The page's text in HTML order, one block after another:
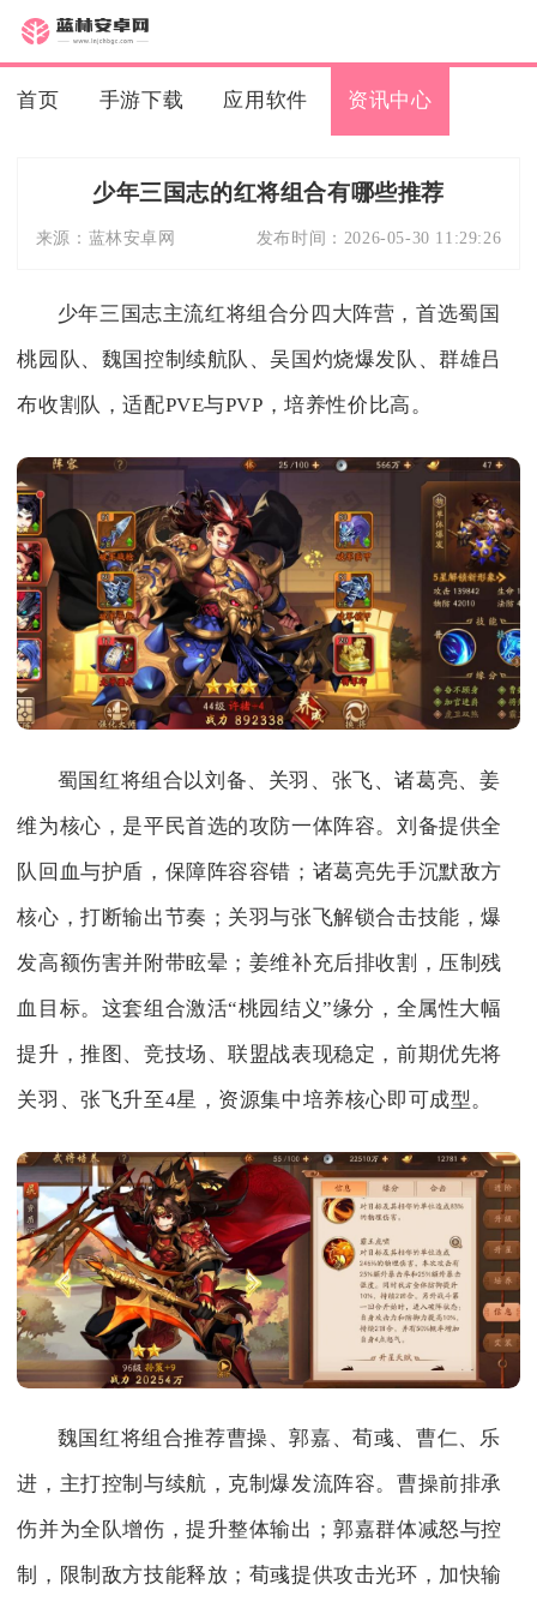
首页 手游下载 应用软件 资讯中心
少年三国志的红将组合有哪些推荐
来源： 蓝林安卓网 发布时间： 2026-05-30 11:29:26
少年三国志主流红将组合分四大阵营，首选蜀国
桃园队、魏国控制续航队、吴国灼烧爆发队、群雄吕
布收割队，适配PVE与PVP，培养性价比高。
蜀国红将组合以刘备、关羽、张飞、诸葛亮、姜
维为核心，是平民首选的攻防一体阵容。刘备提供全
队回血与护盾，保障阵容容错；诸葛亮先手沉默敌方
核心，打断输出节奏；关羽与张飞解锁合击技能，爆
发高额伤害并附带眩晕；姜维补充后排收割，压制残
血目标。这套组合激活“桃园结义”缘分，全属性大幅
提升，推图、竞技场、联盟战表现稳定，前期优先将
关羽、张飞升至4星，资源集中培养核心即可成型。
魏国红将组合推荐曹操、郭嘉、荀彧、曹仁、乐
进，主打控制与续航，克制爆发流阵容。曹操前排承
伤并为全队增伤，提升整体输出；郭嘉群体减怒与控
制，限制敌方技能释放；荀彧提供攻击光环，加快输